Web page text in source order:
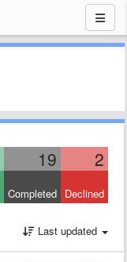
19 2
Completed Declined
Last updated